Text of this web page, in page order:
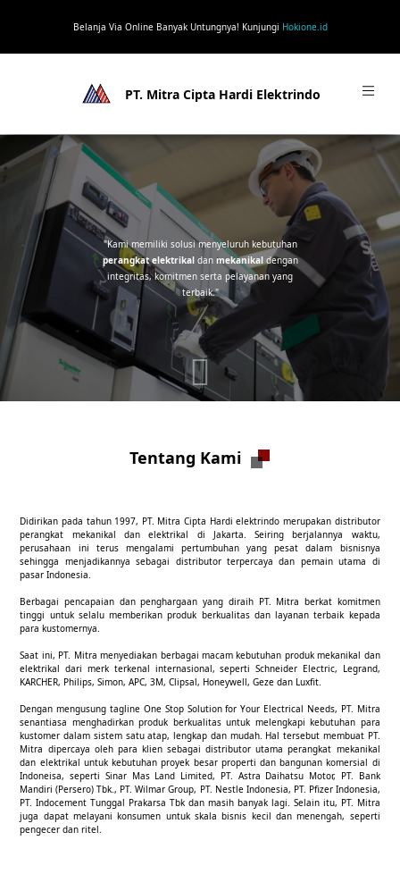
Belanja Via Online Banyak Untungnya! Kunjungi Hokione.id
PT. Mitra Cipta Hardi Elektrindo
"Kami memiliki solusi menyeluruh kebutuhan
perangkat elektrikaldan mekanikaldengan
integritas, komitmen serta pelayanan yang
terbaik."
Tentang Kami
Didirikan pada tahun 1997, PT. Mitra Cipta Hardi elektrindo merupakan distributor
perangkat mekanikal dan elektrikal di Jakarta. Seiring berjalannya waktu,
perusahaan ini terus mengalami pertumbuhan yang pesat dalam bisnisnya
sehingga menjadikannya sebagai distributor terpercaya dan pemain utama di
pasar Indonesia.
Berbagai pencapaian dan penghargaan yang diraih PT. Mitra berkat komitmen
tinggi untuk selalu memberikan produk berkualitas dan layanan terbaik kepada
para kustomernya.
Saat ini, PT. Mitra menyediakan berbagai macam kebutuhan produk mekanikal dan
elektrikal dari merk terkenal internasional, seperti Schneider Electric, Legrand,
KARCHER, Philips, Simon, APC, 3M, Clipsal, Honeywell, Geze dan Luxfit.
Dengan mengusung tagline One Stop Solution for Your Electrical Needs, PT. Mitra
senantiasa menghadirkan produk berkualitas untuk melengkapi kebutuhan para
kustomer dalam sistem satu atap, lengkap dan mudah. Hal tersebut membuat PT.
Mitra dipercaya oleh para klien sebagai distributor utama perangkat mekanikal
dan elektrikal untuk kebutuhan proyek besar properti dan bangunan komersial di
Indoneisa, seperti Sinar Mas Land Limited, PT. Astra Daihatsu Motor, PT. Bank
Mandiri (Persero) Tbk., PT. Wilmar Group, PT. Nestle Indonesia, PT. Pfizer Indonesia,
PT. Indocement Tunggal Prakarsa Tbk dan masih banyak lagi. Selain itu, PT. Mitra
juga dapat melayani konsumen untuk skala bisnis kecil dan menengah, seperti
pengecer dan ritel.